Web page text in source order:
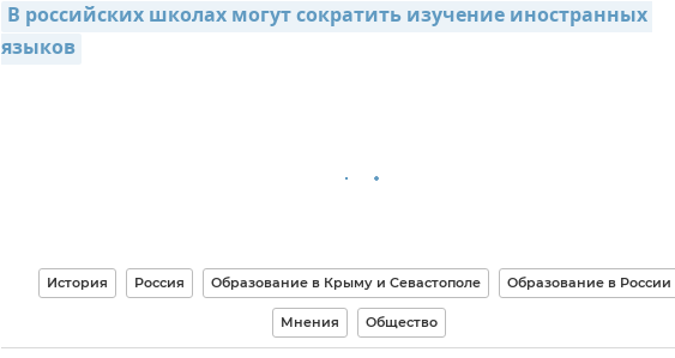
В российских школах могут сократить изучение иностранных
языков
История Россия Образование в Крыму и Севастополе Образование в России
Мнения Общество